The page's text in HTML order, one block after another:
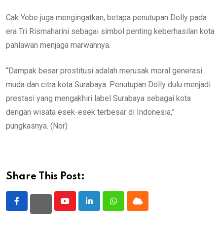
Cak Yebe juga mengingatkan, betapa penutupan Dolly pada
era Tri Rismaharini sebagai simbol penting keberhasilan kota
pahlawan menjaga marwahnya.
“Dampak besar prostitusi adalah merusak moral generasi
muda dan citra kota Surabaya. Penutupan Dolly dulu menjadi
prestasi yang mengakhiri label Surabaya sebagai kota
dengan wisata esek-esek terbesar di Indonesia,”
pungkasnya. (Nor)
Share This Post:
YoutubeLinkedInWhatsappCloud